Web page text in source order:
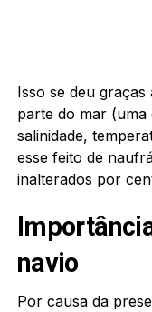
Isso se deu
parte do mar (uma
salinidade,
esse feito de
inalterados por
navio
Por causa da